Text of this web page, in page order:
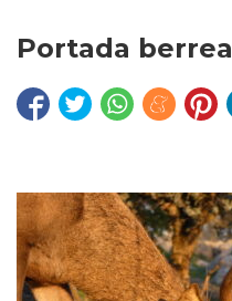
Portada berrea